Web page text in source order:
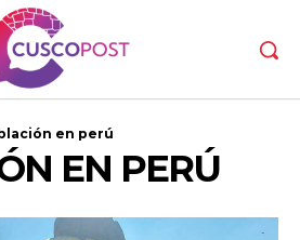
en perú
EN PERÚ